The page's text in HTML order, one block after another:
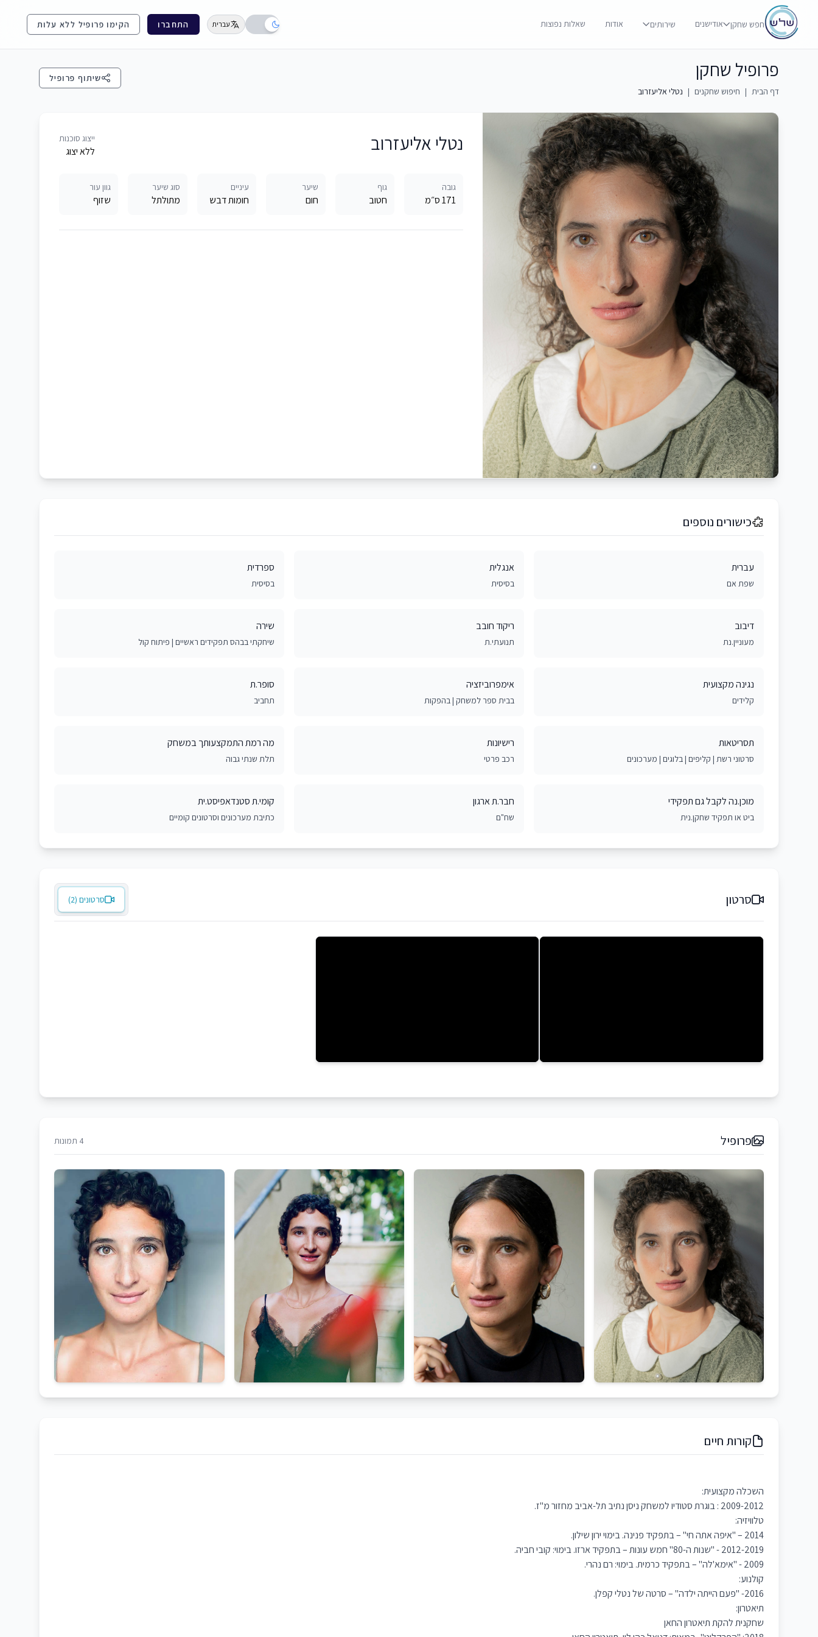
חפש שחקן אודישנים שירותים אודות שאלות נפוצות עברית התחברו הקימו פרופיל ללא עלות
פרופיל שחקן
דף הבית | חיפוש שחקנים | נטלי אליעזרוב
שיתוף פרופיל
נטלי אליעזרוב ייצוג סוכנות
ללא יצוג
גובה
171 ס״מ
גוף
חטוב
שיער
חום
עיניים
חומות דבש
סוג שיער
מתולתל
גוון עור
שזוף
כישורים נוספים
עברית
שפת אם
אנגלית
בסיסית
ספרדית
בסיסית
דיבוב
מעוניין.נת
ריקוד חובב
תנועתי.ת
שירה
שיחקתי בבהס תפקידים ראשיים | פיתוח קול
נגינה מקצועית
קלידים
אימפרוביזציה
בבית ספר למשחק | בהפקות
סופר.ת
תחביב
תסריטאות
סרטוני רשת | קליפים | בלוגים | מערכונים
רישיונות
רכב פרטי
מה רמת התמקצעותך במשחק
תלת שנתי גבוה
מוכן.נה לקבל גם תפקידי
ביט או תפקיד שחקן.נית
חבר.ת ארגון
שח"ם
קומי.ת סטנדאפיסט.ית
כתיבת מערכונים וסרטונים קומיים
סרטון סרטונים (2)
פרופיל 4 תמונות
קורות חיים
השכלה מקצועית:
2009-2012 : בוגרת סטודיו למשחק ניסן נתיב תל-אביב מחזור מ"ז.
טלוויזיה:
2014 – "איפה אתה חי" – בתפקיד פנינה. בימוי ירון שילון.
2012-2019 - "שנות ה-80" חמש עונות – בתפקיד ארזו. בימוי: קובי חביה.
2009 - "אימא'לה" – בתפקיד כרמית. בימוי: רם נהרי.
קולנוע:
2016- "פעם הייתה ילדה" – סרטה של נטלי קפלן.
תיאטרון:
שחקנית להקת תיאטרון החאן